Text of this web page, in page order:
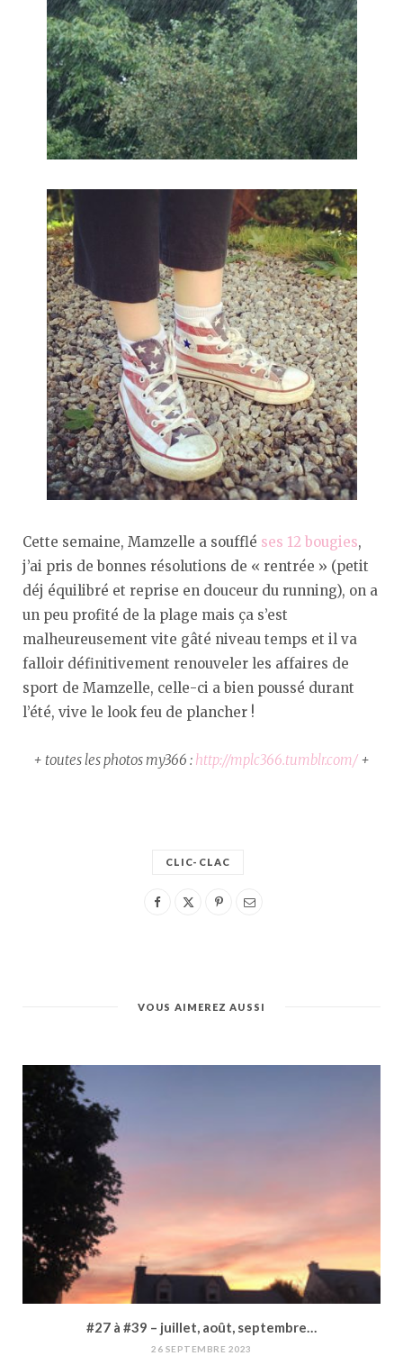
Cette semaine, Mamzelle a soufflé ses 12 bougies,
j’ai pris de bonnes résolutions de « rentrée » (petit
déj équilibré et reprise en douceur du running), on a
un peu profité de la plage mais ça s’est
malheureusement vite gâté niveau temps et il va
falloir définitivement renouveler les affaires de
sport de Mamzelle, celle-ci a bien poussé durant
l’été, vive le look feu de plancher !
+ toutes les photos my366 : http://mplc366.tumblr.com/ +
CLIC-CLAC
VOUS AIMEREZ AUSSI
#27 à #39 – juillet, août, septembre…
26 SEPTEMBRE 2023